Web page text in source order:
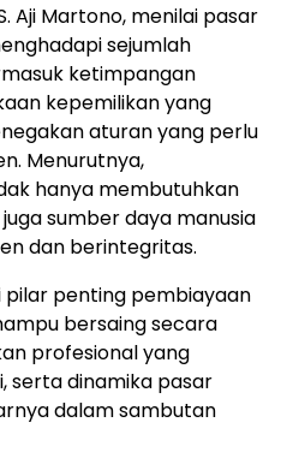
Aji Martono, menilai pasar
sejumlah
ketimpangan
kepemilikan yang
aturan yang perlu
Menurutnya,
hanya membutuhkan
sumber daya manusia
dan berintegritas.
pilar penting pembiayaan
bersaing secara
profesional yang
serta dinamika pasar
dalam sambutan